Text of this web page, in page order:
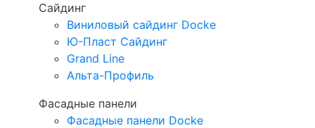
Сайдинг
Виниловый сайдинг Docke
Ю-Пласт Сайдинг
Grand Line
Альта-Профиль
Фасадные панели
Фасадные панели Docke